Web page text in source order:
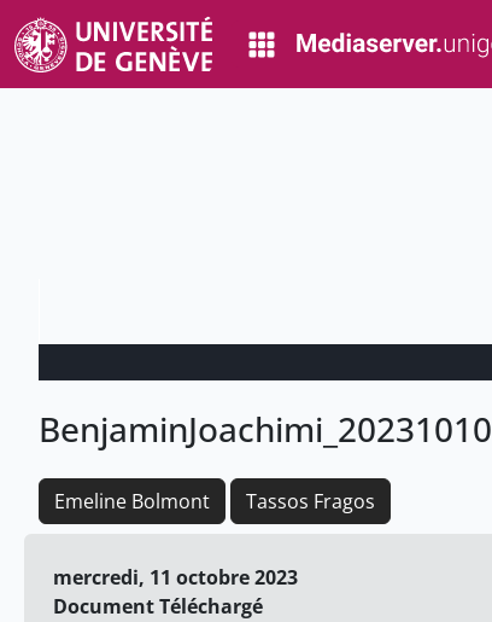
BenjaminJoachimi_20231010
Emeline Bolmont Tassos Fragos
mercredi, 11 octobre 2023
Document Téléchargé